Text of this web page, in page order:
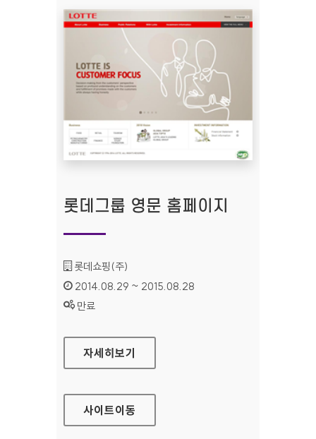
롯데그룹 영문 홈페이지
기관명 :
롯데쇼핑(주)
인증기간 :
2014.08.29 ~ 2015.08.28
상태 :
만료
롯데그룹 영문 홈페이지
자세히보기
사이트이동